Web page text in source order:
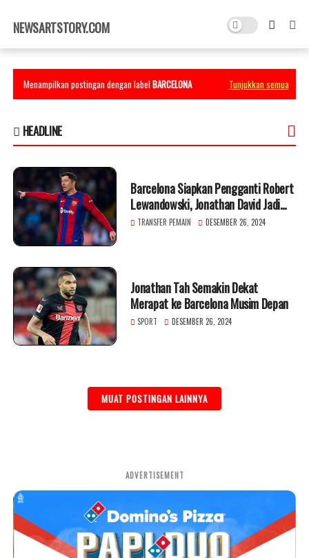
×
NEWSARTSTORY.COM
Menampilkan postingan dengan labelBARCELONA Tunjukkan semua
HEADLINE
Barcelona Siapkan Pengganti Robert
Lewandowski, Jonathan David Jadi
Incaran
TRANSFER PEMAIN DESEMBER 26, 2024
Jonathan Tah Semakin Dekat
Merapat ke Barcelona Musim Depan
SPORT DESEMBER 26, 2024
MUAT POSTINGAN LAINNYA
ADVERTISEMENT